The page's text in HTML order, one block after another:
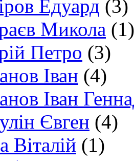
Едуард (3)
Микола (1)
Петро (3)
Іван (4)
Іван
Євген (4)
Віталій (1)